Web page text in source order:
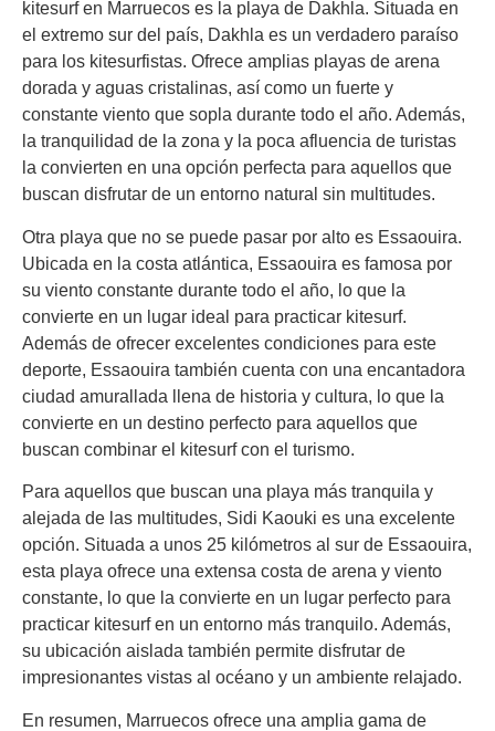
kitesurf en Marruecos es la playa de Dakhla. Situada en
el extremo sur del país, Dakhla es un verdadero paraíso
para los kitesurfistas. Ofrece amplias playas de arena
dorada y aguas cristalinas, así como un fuerte y
constante viento que sopla durante todo el año. Además,
la tranquilidad de la zona y la poca afluencia de turistas
la convierten en una opción perfecta para aquellos que
buscan disfrutar de un entorno natural sin multitudes.
Otra playa que no se puede pasar por alto es Essaouira.
Ubicada en la costa atlántica, Essaouira es famosa por
su viento constante durante todo el año, lo que la
convierte en un lugar ideal para practicar kitesurf.
Además de ofrecer excelentes condiciones para este
deporte, Essaouira también cuenta con una encantadora
ciudad amurallada llena de historia y cultura, lo que la
convierte en un destino perfecto para aquellos que
buscan combinar el kitesurf con el turismo.
Para aquellos que buscan una playa más tranquila y
alejada de las multitudes, Sidi Kaouki es una excelente
opción. Situada a unos 25 kilómetros al sur de Essaouira,
esta playa ofrece una extensa costa de arena y viento
constante, lo que la convierte en un lugar perfecto para
practicar kitesurf en un entorno más tranquilo. Además,
su ubicación aislada también permite disfrutar de
impresionantes vistas al océano y un ambiente relajado.
En resumen, Marruecos ofrece una amplia gama de